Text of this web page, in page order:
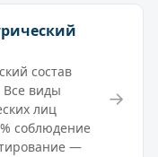
состав
виды
лиц
соблюдение
—
→